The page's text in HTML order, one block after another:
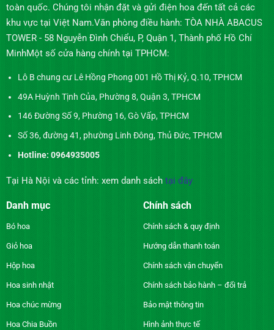
toàn quốc. Chúng tôi nhận đặt và gửi điện hoa đến tất cả các
khu vực tại Việt Nam.Văn phòng điều hành: TÒA NHÀ ABACUS
TOWER - 58 Nguyễn Đình Chiểu, P, Quận 1, Thành phố Hồ Chí
MinhMột số cửa hàng chính tại TPHCM:
Lô B chung cư Lê Hồng Phong 001 Hồ Thị Kỷ, Q.10, TPHCM
49A Huỳnh Tịnh Của, Phường 8, Quận 3, TPHCM
146 Đường Số 9, Phường 16, Gò Vấp, TPHCM
Số 36, đường 41, phường Linh Đông, Thủ Đức, TPHCM
Hotline: 0964935005
Tại Hà Nội và các tỉnh: xem danh sách tại đây
Danh mục
Bó hoa
Giỏ hoa
Hộp hoa
Hoa sinh nhật
Hoa chúc mừng
Hoa Chia Buồn
Chính sách
Chính sách & quy định
Hướng dẫn thanh toán
Chính sách vận chuyển
Chính sách bảo hành – đổi trả
Bảo mật thông tin
Hình ảnh thực tế